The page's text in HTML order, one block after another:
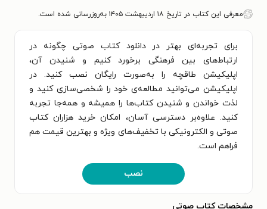
معرفی این کتاب در تاریخ ۱۸ اردیبهشت ۱۴۰۵ به‌روزرسانی شده است.
برای تجربه‌ای بهتر در دانلود کتاب صوتی چگونه در
ارتباط‌های بین‌ فرهنگی برخورد کنیم و شنیدن آن،
اپلیکیشن طاقچه را به‌صورت رایگان نصب کنید. در
اپلیکیشن می‌توانید مطالعه‌ی خود را شخصی‌سازی کنید و
لذت خواندن و شنیدن کتاب‌ها را همیشه و همه‌جا تجربه
کنید. علاوه‌بر دسترسی آسان، امکان خرید هزاران کتاب
صوتی و الکترونیکی با تخفیف‌های ویژه و بهترین قیمت هم
فراهم است.
نصب
مشخصات کتاب صوتی